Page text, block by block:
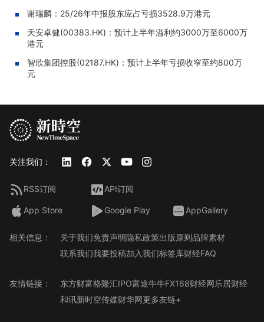
谢瑞麟：25/26年中报股东应占亏损3528.9万港元
天安卓健(00383.HK)：预计上半年溢利约3000万至6000万
港元
智欣集团控股(02187.HK)：预计上半年亏损收窄至约800万
元
关注我们：
RSS订阅 API订阅
App Store Google Play AppGallery
相关信息： 关于我们免责声明隐私政策出版原则品牌素材
联系我们我要投稿加入我们标签库财经FAQ
友情链接： 东方财富格隆汇IPO富途牛牛FX168财经网乐居财经
和讯新时空传媒财华网更多友链+